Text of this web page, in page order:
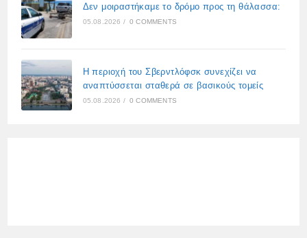
Δεν μοιραστήκαμε το δρόμο προς τη θάλασσα:
05.08.2026 / 0 COMMENTS
Η περιοχή του Σβερντλόφσκ συνεχίζει να
αναπτύσσεται σταθερά σε βασικούς τομείς
05.08.2026 / 0 COMMENTS